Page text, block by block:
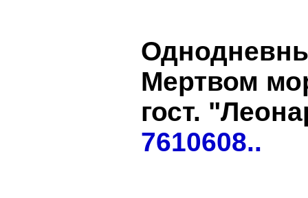
Мертвом
гост.
7610608..